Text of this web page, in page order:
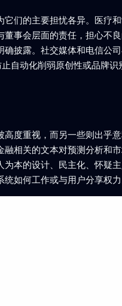
们的主要担忧各异。医疗
事会层面的责任，担心不
披露。社交媒体和电信公
自动化削弱原创性或品
度重视，而另一些则出乎
相关的文本对预测分析和
本的设计、民主化、怀疑
如何工作或与用户分享权力